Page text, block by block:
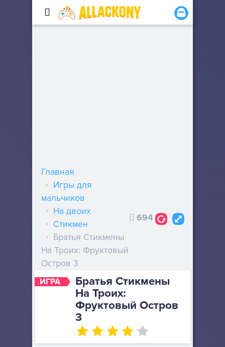
ИГРА
Братья Стикмены
На Троих:
Фруктовый Остров
3
Главная
Игры для
мальчиков
На двоих
Стикмен
Братья Стикмены
На Троих: Фруктовый
Остров 3
694